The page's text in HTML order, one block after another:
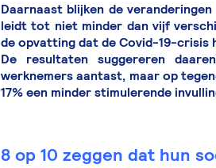
Daarnaast blijken de
leidt tot niet minder dan vijf
de opvatting dat de Covid-19-
De resultaten suggereren
werknemers aantast, maar op
17% een minder stimulerende
8 op 10 zeggen dat hun